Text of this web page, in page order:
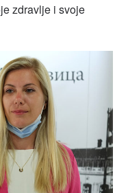
zdravlje i svoje